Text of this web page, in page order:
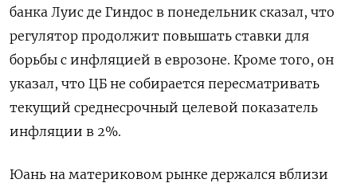
банка Луис де Гиндос в понедельник сказал, что
регулятор продолжит повышать ставки для
борьбы с инфляцией в еврозоне. Кроме того, он
указал, что ЦБ не собирается пересматривать
текущий среднесрочный целевой показатель
инфляции в 2%.
Юань на материковом рынке держался вблизи